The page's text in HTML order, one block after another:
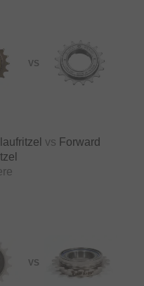
VS
vs Forward
VS